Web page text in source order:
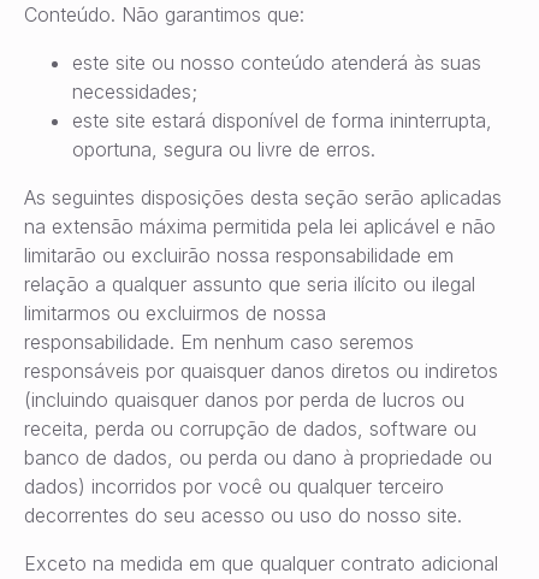
Conteúdo. Não garantimos que:
este site ou nosso conteúdo atenderá às suas
necessidades;
este site estará disponível de forma ininterrupta,
oportuna, segura ou livre de erros.
As seguintes disposições desta seção serão aplicadas
na extensão máxima permitida pela lei aplicável e não
limitarão ou excluirão nossa responsabilidade em
relação a qualquer assunto que seria ilícito ou ilegal
limitarmos ou excluirmos de nossa
responsabilidade. Em nenhum caso seremos
responsáveis por quaisquer danos diretos ou indiretos
(incluindo quaisquer danos por perda de lucros ou
receita, perda ou corrupção de dados, software ou
banco de dados, ou perda ou dano à propriedade ou
dados) incorridos por você ou qualquer terceiro
decorrentes do seu acesso ou uso do nosso site.
Exceto na medida em que qualquer contrato adicional